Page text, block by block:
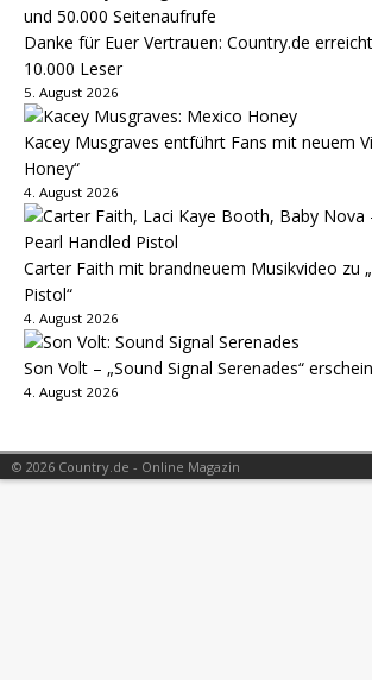
Danke für Euer Vertrauen: Country.de
10.000 Leser
5. August 2026
Kacey Musgraves entführt Fans mit neuem
Honey“
4. August 2026
Carter Faith mit brandneuem Musikvideo zu
Pistol“
4. August 2026
Son Volt – „Sound Signal Serenades“
4. August 2026
© 2026 Country.de - Online Magazin